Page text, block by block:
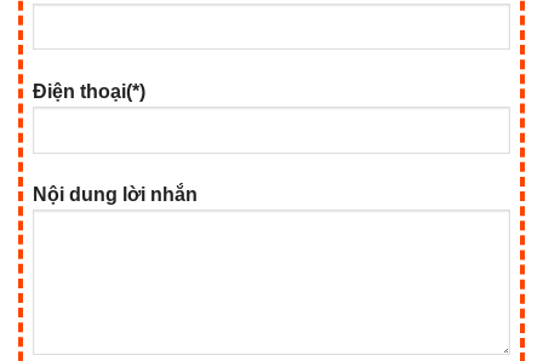
Điện thoại(*)
Nội dung lời nhắn